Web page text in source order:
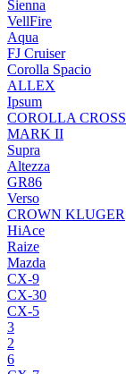
Sienna
VellFire
Aqua
FJ Cruiser
Corolla Spacio
ALLEX
Ipsum
COROLLA CROSS
MARK II
Supra
Altezza
GR86
Verso
CROWN KLUGER
HiAce
Raize
Mazda
CX-9
CX-30
CX-5
3
2
6